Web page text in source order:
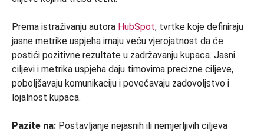
Prema istraživanju autora HubSpot, tvrtke koje definiraju
jasne metrike uspjeha imaju veću vjerojatnost da će
postići pozitivne rezultate u zadržavanju kupaca. Jasni
ciljevi i metrika uspjeha daju timovima precizne ciljeve,
poboljšavaju komunikaciju i povećavaju zadovoljstvo i
lojalnost kupaca.
Pazite na: Postavljanje nejasnih ili nemjerljivih ciljeva